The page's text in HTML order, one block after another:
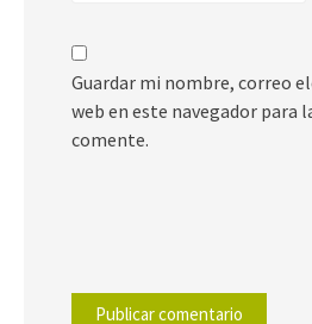
Guardar mi nombre, correo
web en este navegador para
comente.